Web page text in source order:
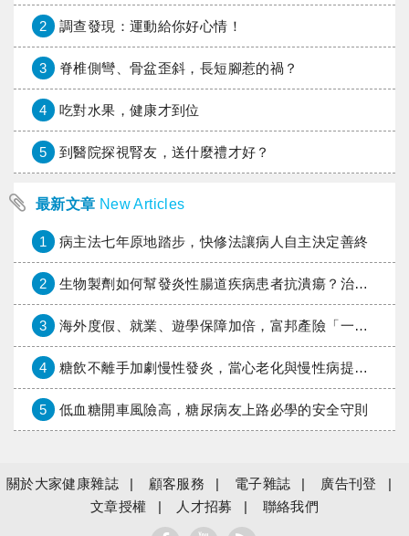
2 調查發現：運動給你好心情！
3 脊椎側彎、骨盆歪斜，長短腳惹的禍？
4 吃對水果，健康才到位
5 到醫院探視腎友，送什麼禮才好？
最新文章 New Articles
1 病主法七年原地踏步，快修法讓病人自主決定善終
2 生物製劑如何幫發炎性腸道疾病患者抗潰瘍？治療進展與健保給付困境一次看
3 海外度假、就業、遊學保障加倍，富邦產險「一期逐夢」專案加碼遠距醫療與緊急救援
4 糖飲不離手加劇慢性發炎，當心老化與慢性病提早報到
5 低血糖開車風險高，糖尿病友上路必學的安全守則
關於大家健康雜誌 顧客服務 電子雜誌
廣告刊登
文章授權
人才招募 聯絡我們